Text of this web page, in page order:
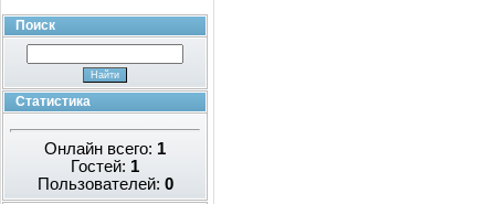
Поиск
Статистика
Онлайн всего: 1
Гостей: 1
Пользователей: 0